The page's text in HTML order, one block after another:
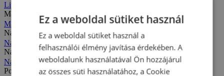
Liptó
Magas-Tátra
Magas-Tátra
Nagy-Fátra
Nagy-Fátra
Nagymegyer
Nagymegyer
Podhajska
Ez a weboldal sütiket használ
Ez a weboldal sütiket használ a
felhasználói élmény javítása érdekében. A
weboldalunk használatával Ön hozzájárul
az összes süti használatához, a Cookie